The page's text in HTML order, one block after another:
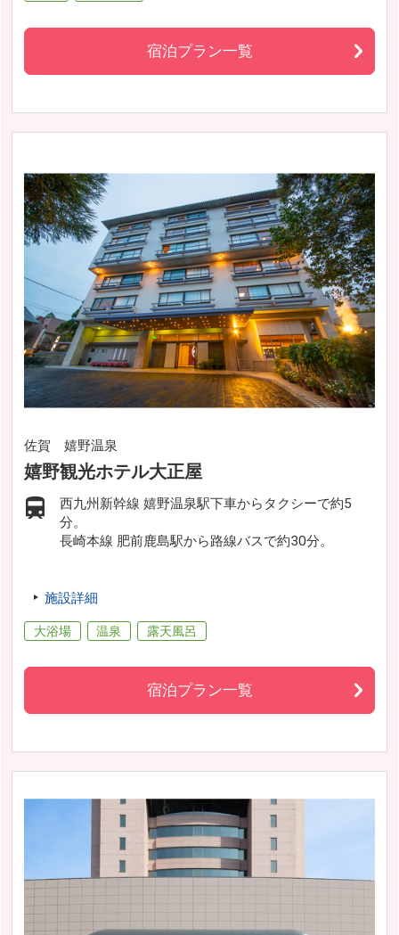
宿泊プラン一覧
佐賀 嬉野温泉
嬉野観光ホテル大正屋
西九州新幹線 嬉野温泉駅下車からタクシーで約5
分。
長崎本線 肥前鹿島駅から路線バスで約30分。
施設詳細
大浴場 温泉 露天風呂
宿泊プラン一覧